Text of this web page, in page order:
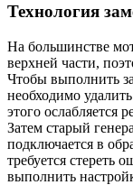
Технология
На большинстве
верхней части,
Чтобы выполнить
необходимо
этого ослабляется
Затем старый
подключается в
требуется стереть
выполнить